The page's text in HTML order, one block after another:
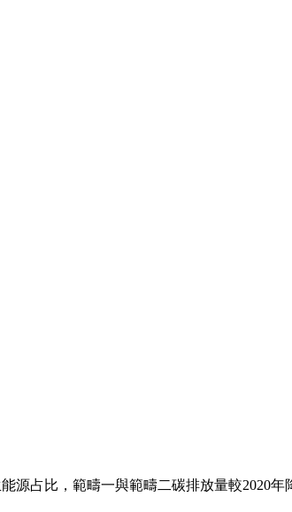
占比，範疇一與範疇二碳排放量較2020年